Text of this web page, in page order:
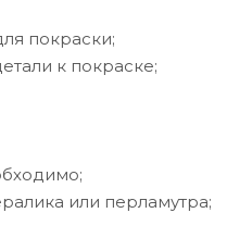
покраски;
к покраске;
или перламутра;